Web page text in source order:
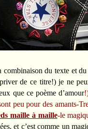
combinaison du texte et
de ce titre!) je ne
que ce poème d’amour
peu pour des amants-
maille à maille-le
et c’est comme un